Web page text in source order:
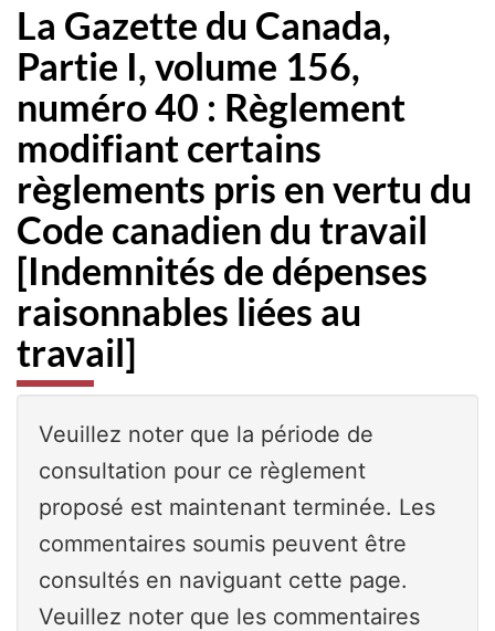
La Gazette du Canada,
Partie I, volume 156,
numéro 40 : Règlement
modifiant certains
règlements pris en vertu du
Code canadien du travail
[Indemnités de dépenses
raisonnables liées au
travail]
Veuillez noter que la période de
consultation pour ce règlement
proposé est maintenant terminée. Les
commentaires soumis peuvent être
consultés en naviguant cette page.
Veuillez noter que les commentaires